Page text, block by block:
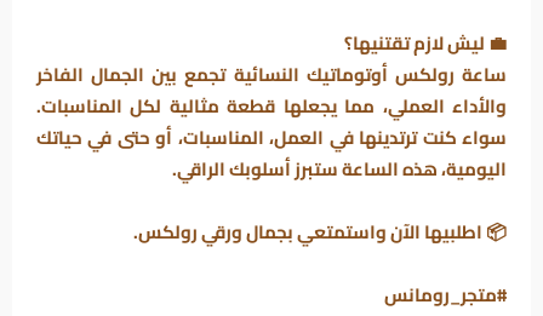
💼ليش لازم تقتنيها؟
ساعة رولكس أوتوماتيك النسائية تجمع بين الجمال الفاخر
والأداء العملي، مما يجعلها قطعة مثالية لكل المناسبات.
سواء كنت ترتدينها في العمل، المناسبات، أو حتى في حياتك
اليومية، هذه الساعة ستبرز أسلوبك الراقي.
📦اطلبيها الآن واستمتعي بجمال ورقي رولكس.
#متجر_رومانس